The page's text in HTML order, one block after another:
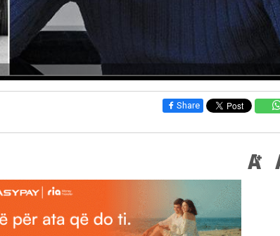
Share